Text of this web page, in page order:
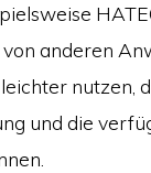
von anderen
nutzen,
und die